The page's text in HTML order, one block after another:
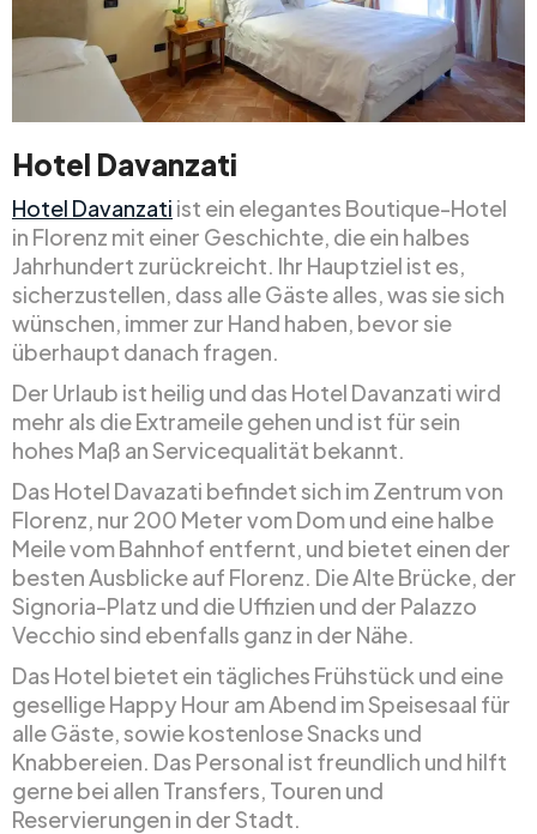
Hotel Davanzati
Hotel Davanzati ist ein elegantes Boutique-Hotel
in Florenz mit einer Geschichte, die ein halbes
Jahrhundert zurückreicht. Ihr Hauptziel ist es,
sicherzustellen, dass alle Gäste alles, was sie sich
wünschen, immer zur Hand haben, bevor sie
überhaupt danach fragen.
Der Urlaub ist heilig und das Hotel Davanzati wird
mehr als die Extrameile gehen und ist für sein
hohes Maß an Servicequalität bekannt.
Das Hotel Davazati befindet sich im Zentrum von
Florenz, nur 200 Meter vom Dom und eine halbe
Meile vom Bahnhof entfernt, und bietet einen der
besten Ausblicke auf Florenz. Die Alte Brücke, der
Signoria-Platz und die Uffizien und der Palazzo
Vecchio sind ebenfalls ganz in der Nähe.
Das Hotel bietet ein tägliches Frühstück und eine
gesellige Happy Hour am Abend im Speisesaal für
alle Gäste, sowie kostenlose Snacks und
Knabbereien. Das Personal ist freundlich und hilft
gerne bei allen Transfers, Touren und
Reservierungen in der Stadt.